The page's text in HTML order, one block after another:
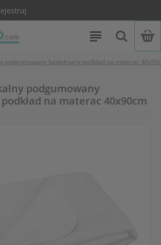
podgumowany bawełniany podkład na materac
podgumowany
na materac 40x90cm